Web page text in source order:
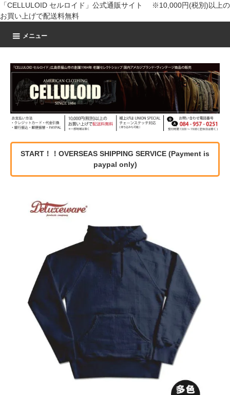
「CELLULOID セルロイド」公式通販サイト ※10,000円(税別)以上の
お買い上げで配送料無料
メニュー
START！！OVERSEAS SHIPPING SERVICE (Payment is
paypal only)